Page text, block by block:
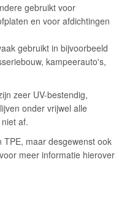
gebruikt voor
en voor afdichtingen
gebruikt in bijvoorbeeld
kampeerauto's,
zeer UV-bestendig,
onder vrijwel alle
af.
maar desgewenst ook
meer informatie hierover